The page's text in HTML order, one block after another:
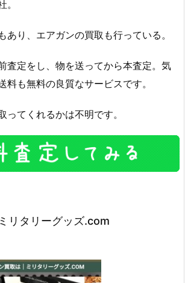
あり、エアガンの買取も行っている。
査定をし、物を送ってから本査定。気
料も無料の良質なサービスです。
ってくれるかは不明です。
リタリーグッズ.com